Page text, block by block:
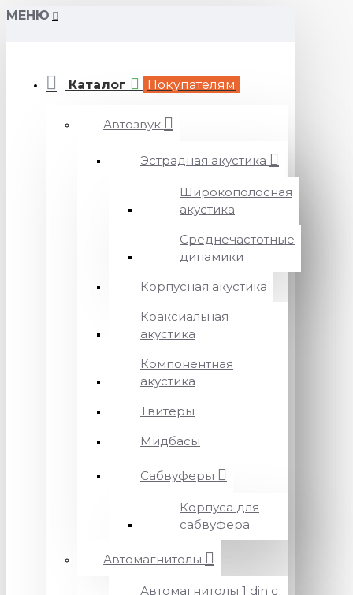
МЕНЮ
Каталог Покупателям
Автозвук
Эстрадная акустика
Широкополосная
акустика
Среднечастотные
динамики
Корпусная акустика
Коаксиальная
акустика
Компонентная
акустика
Твитеры
Мидбасы
Сабвуферы
Корпуса для
сабвуфера
Автомагнитолы
Автомагнитолы 1 din с